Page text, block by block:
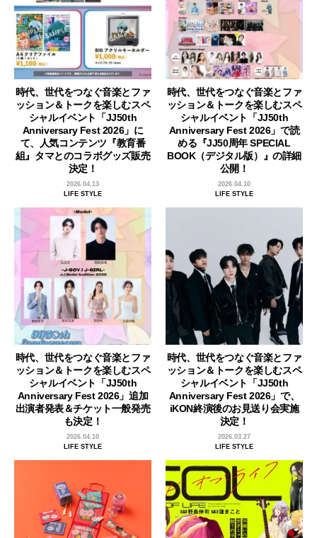
時代、世代をつなぐ音楽とファ
ッション＆トークを楽しむスペ
シャルイベント「JJ50th
Anniversary Fest 2026」に
て、人気コンテンツ『教育番
組』タマとのコラボグッズ販売
決定！
2026.04.13
LIFE STYLE
時代、世代をつなぐ音楽とファ
ッション＆トークを楽しむスペ
シャルイベント「JJ50th
Anniversary Fest 2026」で読
める『JJ50周年 SPECIAL
BOOK（デジタル版）』の詳細
公開！
2026.04.10
LIFE STYLE
時代、世代をつなぐ音楽とファ
ッション＆トークを楽しむスペ
シャルイベント「JJ50th
Anniversary Fest 2026」追加
出演者発表＆チケット一般発売
も決定！
2026.04.10
LIFE STYLE
時代、世代をつなぐ音楽とファ
ッション＆トークを楽しむスペ
シャルイベント「JJ50th
Anniversary Fest 2026」で、
iKON終演後のお見送り会実施
決定！
2026.03.27
LIFE STYLE